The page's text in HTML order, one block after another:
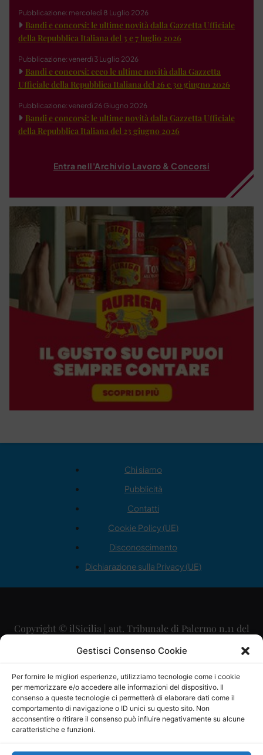
Gestisci Consenso Cookie
Per fornire le migliori esperienze, utilizziamo tecnologie come i cookie
per memorizzare e/o accedere alle informazioni del dispositivo. Il
consenso a queste tecnologie ci permetterà di elaborare dati come il
comportamento di navigazione o ID unici su questo sito. Non
acconsentire o ritirare il consenso può influire negativamente su alcune
caratteristiche e funzioni.
Pubblicazione: mercoledì 8 Luglio 2026
Bandi e concorsi: le ultime novità dalla Gazzetta Ufficiale
della Repubblica Italiana del 3 e 7 luglio 2026
Pubblicazione: venerdì 3 Luglio 2026
Bandi e concorsi: ecco le ultime novità dalla Gazzetta
Ufficiale della Repubblica Italiana del 26 e 30 giugno 2026
Pubblicazione: venerdì 26 Giugno 2026
Bandi e concorsi: le ultime novità dalla Gazzetta Ufficiale
della Repubblica Italiana del 23 giugno 2026
Entra nell'Archivio Lavoro & Concorsi
Chi siamo
Pubblicità
Contatti
Cookie Policy (UE)
Disconoscimento
Dichiarazione sulla Privacy (UE)
Copyright © ilSicilia | aut. Tribunale di Palermo n.11 del
29/09/2015
Direttore Editoriale: Maurizio Scaglione
Direttore Responsabile: Maria Calabrese